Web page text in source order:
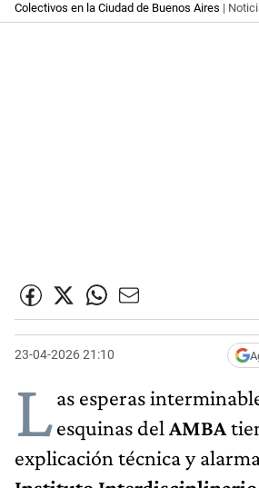
Colectivos en la Ciudad de Buenos Aires |
23-04-2026 21:10
Las esperas
esquinas del AMBA
explicación técnica y